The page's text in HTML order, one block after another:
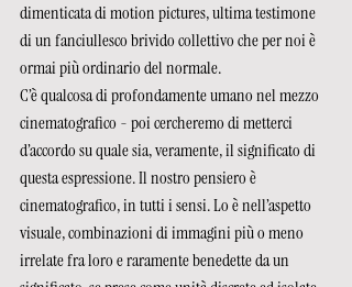
dimenticata di motion pictures, ultima testimone
di un fanciullesco brivido collettivo che per noi è
ormai più ordinario del normale.
C’è qualcosa di profondamente umano nel mezzo
cinematografico - poi cercheremo di metterci
d’accordo su quale sia, veramente, il significato di
questa espressione. Il nostro pensiero è
cinematografico, in tutti i sensi. Lo è nell’aspetto
visuale, combinazioni di immagini più o meno
irrelate fra loro e raramente benedette da un